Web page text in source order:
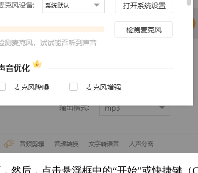
然后，点击悬浮框中的“开始”或快捷键（